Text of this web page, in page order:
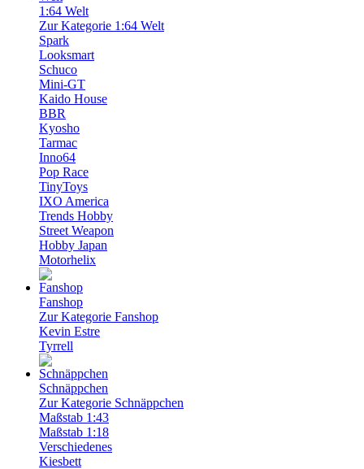
1:64 Welt
Zur Kategorie 1:64 Welt
Spark
Looksmart
Schuco
Mini-GT
Kaido House
BBR
Kyosho
Tarmac
Inno64
Pop Race
TinyToys
IXO America
Trends Hobby
Street Weapon
Hobby Japan
Motorhelix
Fanshop
Zur Kategorie Fanshop
Kevin Estre
Tyrrell
Schnäppchen
Zur Kategorie Schnäppchen
Maßstab 1:43
Maßstab 1:18
Verschiedenes
Kiesbett